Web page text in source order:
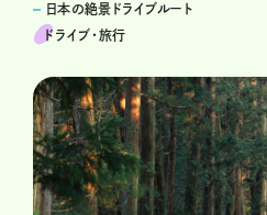
日本の絶景ドライブルート
ドライブ･旅行